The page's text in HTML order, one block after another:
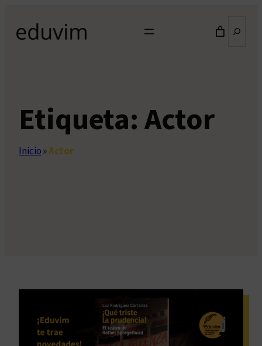
contenido
Etiqueta: Actor
Inicio»Actor